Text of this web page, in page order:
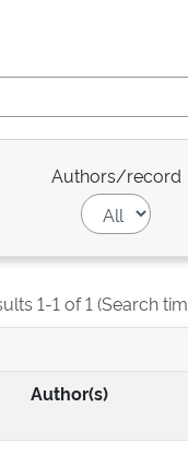
Authors/record
1-1 of 1 (Search
Author(s)